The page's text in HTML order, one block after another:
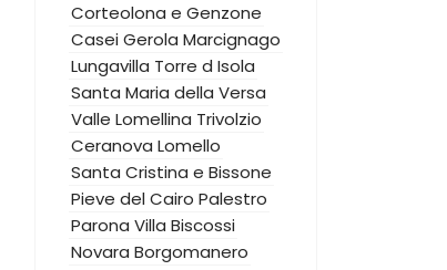
Corteolona e Genzone
Casei Gerola Marcignago
Lungavilla Torre d Isola
Santa Maria della Versa
Valle Lomellina Trivolzio
Ceranova Lomello
Santa Cristina e Bissone
Pieve del Cairo Palestro
Parona Villa Biscossi
Novara Borgomanero